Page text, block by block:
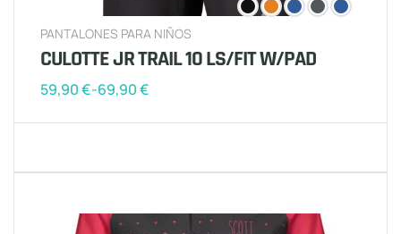
PANTALONES PARA NIÑOS
CULOTTE JR TRAIL 10 LS/FIT W/PAD
59,90€-69,90€